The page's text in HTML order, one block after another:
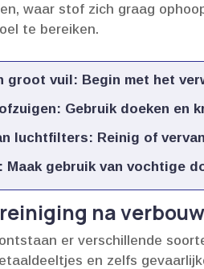
waar stof zich graag
te bereiken.​
groot vuil: Begin met het
Gebruik doeken en
luchtfilters: Reinig of
Maak gebruik van vochtige
na
er verschillende
en zelfs